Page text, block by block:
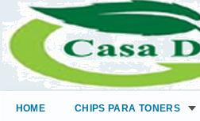
HOME CHIPS PARA TONERS